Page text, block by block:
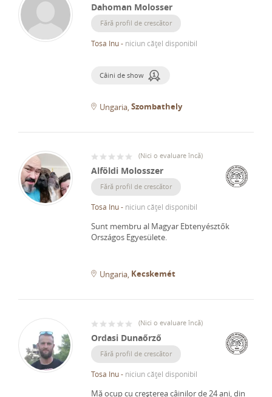
Dahoman Molosser
Fără profil de crescător
Tosa Inu- niciun cățel disponibil
Câini de show
Ungaria Szombathely
(Nici o evaluare încă)
Alföldi Molosszer
Fără profil de crescător
Tosa Inu- niciun cățel disponibil
Sunt membru al Magyar Ebtenyésztők
Országos Egyesülete.
Ungaria Kecskemét
(Nici o evaluare încă)
Ordasi Dunaőrző
Fără profil de crescător
Tosa Inu- niciun cățel disponibil
Mă ocup cu creșterea câinilor de 24 ani, din